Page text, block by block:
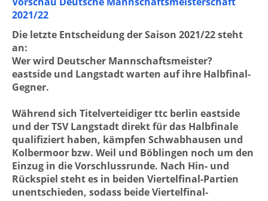
2021/22
Die letzte Entscheidung der Saison 2021/22 steht
an:
Wer wird Deutscher Mannschaftsmeister?
eastside und Langstadt warten auf ihre Halbfinal-
Gegner.
Während sich Titelverteidiger ttc berlin eastside
und der TSV Langstadt direkt für das Halbfinale
qualifiziert haben, kämpfen Schwabhausen und
Kolbermoor bzw. Weil und Böblingen noch um den
Einzug in die Vorschlussrunde. Nach Hin- und
Rückspiel steht es in beiden Viertelfinal-Partien
unentschieden, sodass beide Viertelfinal-